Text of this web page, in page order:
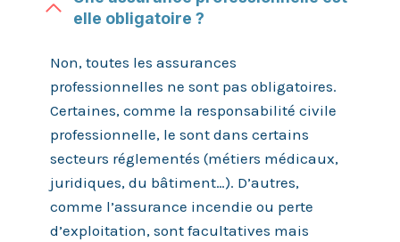
elle obligatoire ?
Non, toutes les assurances
professionnelles ne sont pas obligatoires.
Certaines, comme la responsabilité civile
professionnelle, le sont dans certains
secteurs réglementés (métiers médicaux,
juridiques, du bâtiment…). D’autres,
comme l’assurance incendie ou perte
d’exploitation, sont facultatives mais